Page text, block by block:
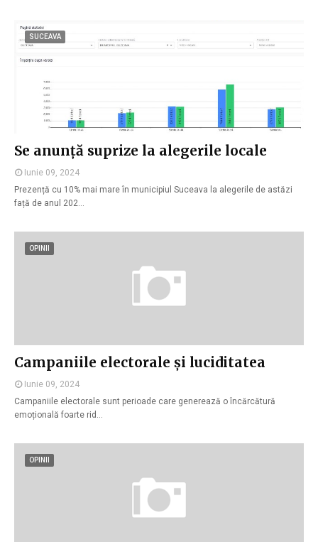
SUCEAVA
Se anunță suprize la alegerile locale
Iunie 09, 2024
Prezență cu 10% mai mare în municipiul Suceava la alegerile de astăzi
față de anul 202…
OPINII
Campaniile electorale și luciditatea
Iunie 09, 2024
Campaniile electorale sunt perioade care generează o încărcătură
emoțională foarte rid…
OPINII